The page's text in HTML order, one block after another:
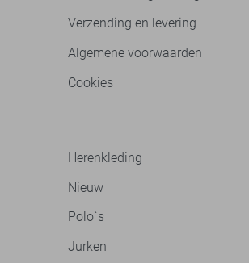
Verzending en levering
Algemene voorwaarden
Cookies
Herenkleding
Nieuw
Polo`s
Jurken